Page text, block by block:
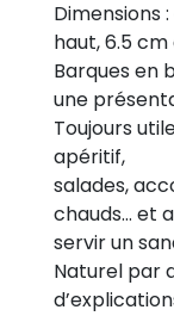
Dimensions
haut, 6.5
Barques en
une
Toujours
apéritif,
salades,
chauds… et
servir un
Naturel par